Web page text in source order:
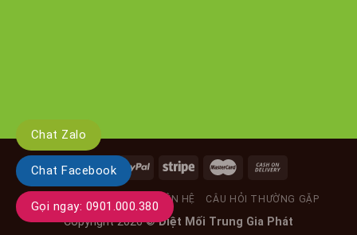
GIỚI THIỆU TIN TỨC LIÊN HỆ CÂU HỎI THƯỜNG GẶP
Copyright 2026 ©Diệt Mối Trung Gia Phát
Chat Zalo
Chat Facebook
Gọi ngay: 0901.000.380